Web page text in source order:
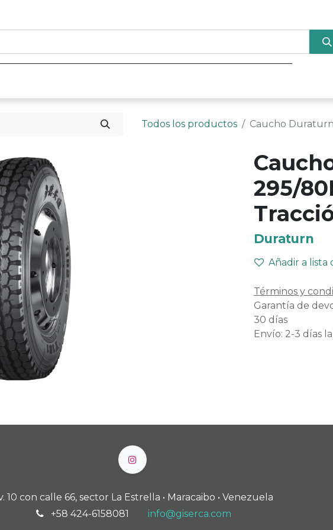
Todos los productos Caucho Duraturn
295/
Duraturn
Añadir a lista
Términos y
Garantía de
30 días
Envío: 2-3 días
10 con calle 66, sector La Estrella • Maracaibo • Venezuela
+58 424-6158081
info@giserca.com